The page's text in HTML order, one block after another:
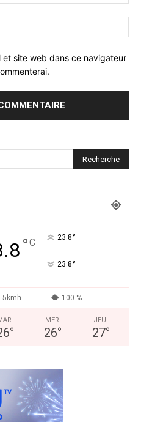
et site web dans ce navigateur
°C 23.8°
23.8°
100 %
°
MER
26°
JEU
27°